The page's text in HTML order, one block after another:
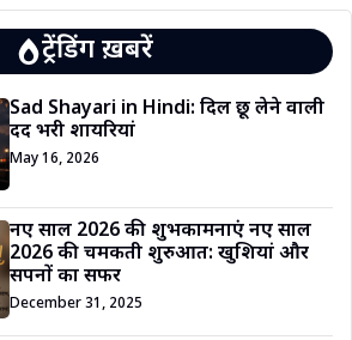
ट्रेंडिंग ख़बरें
Sad Shayari in Hindi: दिल छू लेने वाली
दर्द भरी शायरियां
May 16, 2026
नए साल 2026 की शुभकामनाएं नए साल
2026 की चमकती शुरुआत: खुशियां और
सपनों का सफर
December 31, 2025